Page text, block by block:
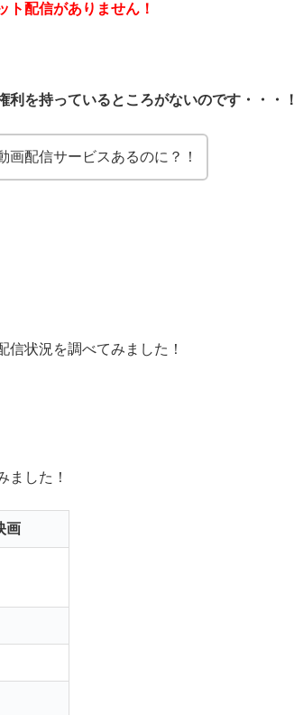
ト配信がありません！
利を持っているところがないのです・・・！
配信サービスあるのに？！
状況を調べてみました！
ました！
画